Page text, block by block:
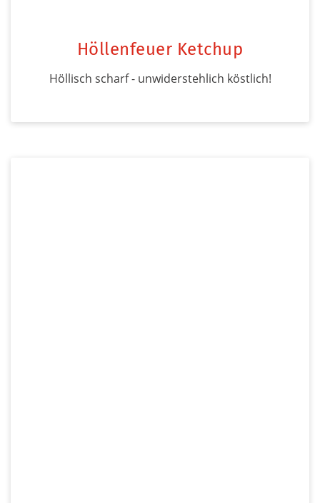
Höllenfeuer Ketchup
Höllisch scharf - unwiderstehlich köstlich!